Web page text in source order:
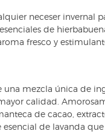
neceser invernal
de
fresco y
una mezcla única de
calidad.
de cacao,
de lavanda